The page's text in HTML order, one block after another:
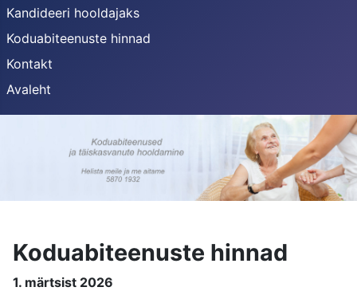
Kandideeri hooldajaks
Koduabiteenuste hinnad
Kontakt
Avaleht
Koduabiteenuste hinnad
1. märtsist 2026